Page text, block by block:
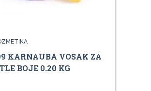
KARNAUBA VOSAK ZA
BOJE 0.20 KG